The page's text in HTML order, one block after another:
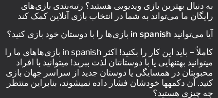
به دنبال بهترین بازی ویدیویی هستید؟ رتبه‌بندی بازی‌های
رایگان ما می‌تواند به شما در انتخاب بازی آنلاین کمک کند
آیا می‌توانید in spanish بازی‌ها را با دوستان خود بازی کنید؟
کاملاً – باید این کار را بکنید! اکثر in spanish بازی‌هاهای ما را
میتوانید بهتنهایی یا با دوستانتان لذت ببرید! میتوانید با افراد
محبوبتان در همسایگی یا دوستان جدید از سراسر جهان بازی
کنید. آن دکمهها خودشان فشار داده نمیشوند، بنابراین منتظر
چه چیزی هستید؟